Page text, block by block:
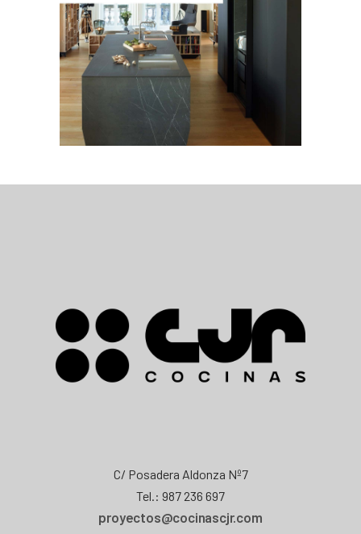
C/ Posadera Aldonza Nº7
Tel.: 987 236 697
proyectos@cocinascjr.com